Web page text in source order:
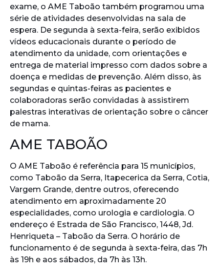
exame, o AME Taboão também programou uma
série de atividades desenvolvidas na sala de
espera. De segunda à sexta-feira, serão exibidos
vídeos educacionais durante o período de
atendimento da unidade, com orientações e
entrega de material impresso com dados sobre a
doença e medidas de prevenção. Além disso, às
segundas e quintas-feiras as pacientes e
colaboradoras serão convidadas à assistirem
palestras interativas de orientação sobre o câncer
de mama.
AME TABOÃO
O AME Taboão é referência para 15 municípios,
como Taboão da Serra, Itapecerica da Serra, Cotia,
Vargem Grande, dentre outros, oferecendo
atendimento em aproximadamente 20
especialidades, como urologia e cardiologia. O
endereço é Estrada de São Francisco, 1448, Jd.
Henriqueta – Taboão da Serra. O horário de
funcionamento é de segunda à sexta-feira, das 7h
às 19h e aos sábados, da 7h às 13h.